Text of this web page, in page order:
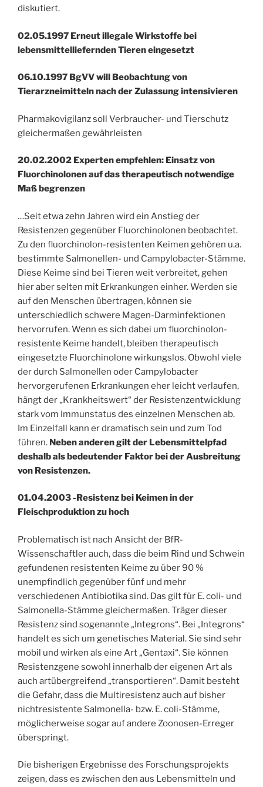
diskutiert.
02.05.1997 Erneut illegale Wirkstoffe bei
lebensmittelliefernden Tieren eingesetzt
06.10.1997 BgVV will Beobachtung von
Tierarzneimitteln nach der Zulassung intensivieren
Pharmakovigilanz soll Verbraucher- und Tierschutz
gleichermaßen gewährleisten
20.02.2002 Experten empfehlen: Einsatz von
Fluorchinolonen auf das therapeutisch notwendige
Maß begrenzen
…Seit etwa zehn Jahren wird ein Anstieg der
Resistenzen gegenüber Fluorchinolonen beobachtet.
Zu den fluorchinolon-resistenten Keimen gehören u.a.
bestimmte Salmonellen- und Campylobacter-Stämme.
Diese Keime sind bei Tieren weit verbreitet, gehen
hier aber selten mit Erkrankungen einher. Werden sie
auf den Menschen übertragen, können sie
unterschiedlich schwere Magen-Darminfektionen
hervorrufen. Wenn es sich dabei um fluorchinolon-
resistente Keime handelt, bleiben therapeutisch
eingesetzte Fluorchinolone wirkungslos. Obwohl viele
der durch Salmonellen oder Campylobacter
hervorgerufenen Erkrankungen eher leicht verlaufen,
hängt der „Krankheitswert“ der Resistenzentwicklung
stark vom Immunstatus des einzelnen Menschen ab.
Im Einzelfall kann er dramatisch sein und zum Tod
führen. Neben anderen gilt der Lebensmittelpfad
deshalb als bedeutender Faktor bei der Ausbreitung
von Resistenzen.
01.04.2003 -Resistenz bei Keimen in der
Fleischproduktion zu hoch
Problematisch ist nach Ansicht der BfR-
Wissenschaftler auch, dass die beim Rind und Schwein
gefundenen resistenten Keime zu über 90 %
unempfindlich gegenüber fünf und mehr
verschiedenen Antibiotika sind. Das gilt für E. coli- und
Salmonella-Stämme gleichermaßen. Träger dieser
Resistenz sind sogenannte „Integrons“. Bei „Integrons“
handelt es sich um genetisches Material. Sie sind sehr
mobil und wirken als eine Art „Gentaxi“. Sie können
Resistenzgene sowohl innerhalb der eigenen Art als
auch artübergreifend „transportieren“. Damit besteht
die Gefahr, dass die Multiresistenz auch auf bisher
nichtresistente Salmonella- bzw. E. coli-Stämme,
möglicherweise sogar auf andere Zoonosen-Erreger
überspringt.
Die bisherigen Ergebnisse des Forschungsprojekts
zeigen, dass es zwischen den aus Lebensmitteln und